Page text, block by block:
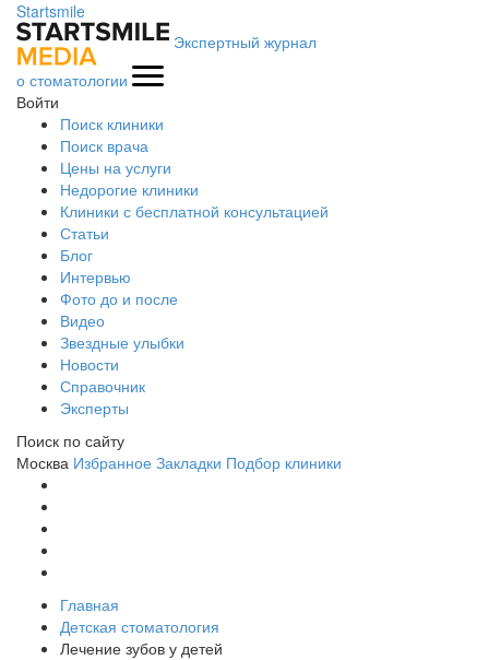
Startsmile
Экспертный журнал
о стоматологии
Войти
Поиск клиники
Поиск врача
Цены на услуги
Недорогие клиники
Клиники с бесплатной консультацией
Статьи
Блог
Интервью
Фото до и после
Видео
Звездные улыбки
Новости
Справочник
Эксперты
Поиск по сайту
Москва Избранное Закладки Подбор клиники
Главная
Детская стоматология
Лечение зубов у детей